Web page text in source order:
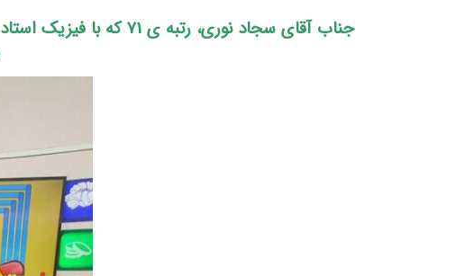
جناب آقای سجاد نوری، رتبه ی 71 که با فیزیک استاد پیمان کامیار درصد